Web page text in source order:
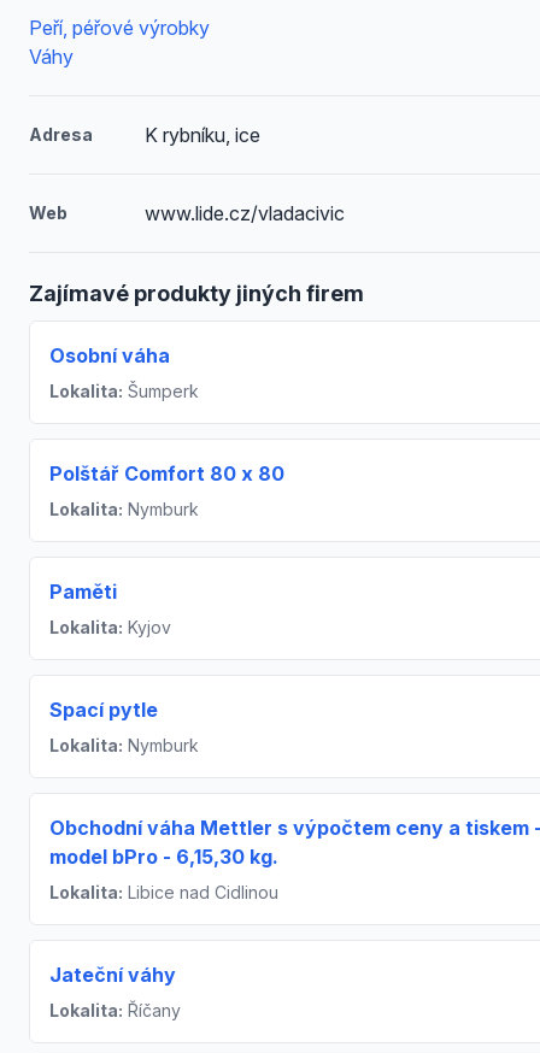
Peří, péřové výrobky
Váhy
Adresa K rybníku, ice
Web www.lide.cz/vladacivic
Zajímavé produkty jiných firem
Osobní váha
Lokalita: Šumperk
Polštář Comfort 80 x 80
Lokalita: Nymburk
Paměti
Lokalita: Kyjov
Spací pytle
Lokalita: Nymburk
Obchodní váha Mettler s výpočtem ceny a tiskem
model bPro - 6,15,30 kg.
Lokalita: Libice nad Cidlinou
Jateční váhy
Lokalita: Říčany